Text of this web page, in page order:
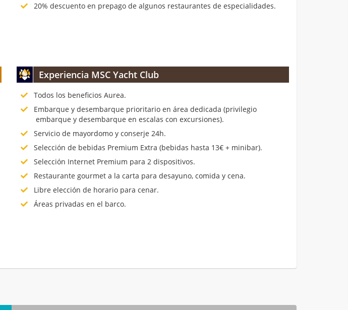
20% descuento en prepago de algunos restaurantes de especialidades.
Experiencia MSC Yacht Club
Todos los beneficios Aurea.
Embarque y desembarque prioritario en área dedicada (privilegio
embarque y desembarque en escalas con excursiones).
Servicio de mayordomo y conserje 24h.
Selección de bebidas Premium Extra (bebidas hasta 13€ + minibar).
Selección Internet Premium para 2 dispositivos.
Restaurante gourmet a la carta para desayuno, comida y cena.
Libre elección de horario para cenar.
Áreas privadas en el barco.